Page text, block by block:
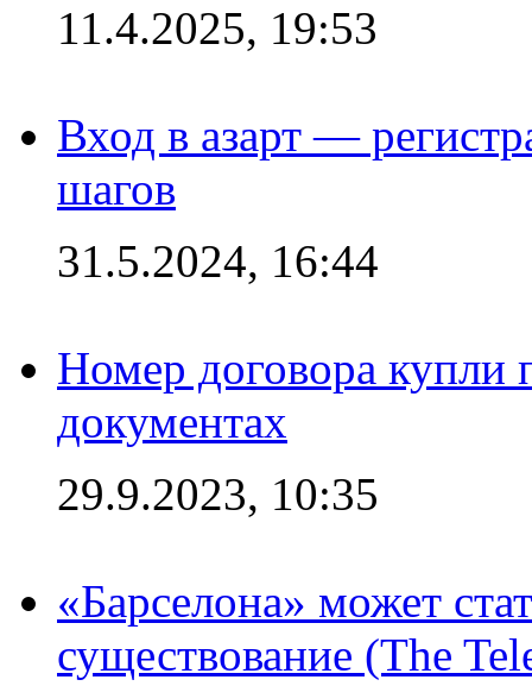
11.4.2025, 19:53
Вход в азарт —
шагов
31.5.2024, 16:44
Номер договора купли
документах
29.9.2023, 10:35
«Барселона» может
существование (The